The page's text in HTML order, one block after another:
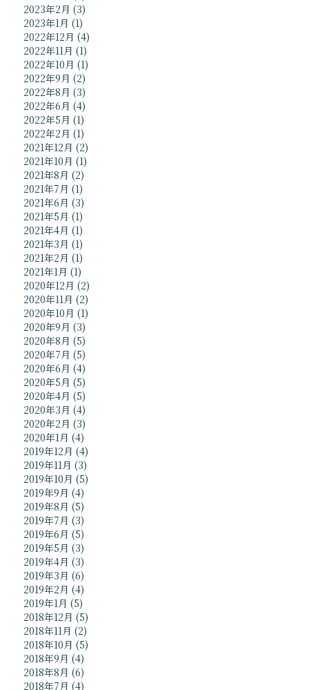
2023年2月 (3)
2023年1月 (1)
2022年12月 (4)
2022年11月 (1)
2022年10月 (1)
2022年9月 (2)
2022年8月 (3)
2022年6月 (4)
2022年5月 (1)
2022年2月 (1)
2021年12月 (2)
2021年10月 (1)
2021年8月 (2)
2021年7月 (1)
2021年6月 (3)
2021年5月 (1)
2021年4月 (1)
2021年3月 (1)
2021年2月 (1)
2021年1月 (1)
2020年12月 (2)
2020年11月 (2)
2020年10月 (1)
2020年9月 (3)
2020年8月 (5)
2020年7月 (5)
2020年6月 (4)
2020年5月 (5)
2020年4月 (5)
2020年3月 (4)
2020年2月 (3)
2020年1月 (4)
2019年12月 (4)
2019年11月 (3)
2019年10月 (5)
2019年9月 (4)
2019年8月 (5)
2019年7月 (3)
2019年6月 (5)
2019年5月 (3)
2019年4月 (3)
2019年3月 (6)
2019年2月 (4)
2019年1月 (5)
2018年12月 (5)
2018年11月 (2)
2018年10月 (5)
2018年9月 (4)
2018年8月 (6)
2018年7月 (4)